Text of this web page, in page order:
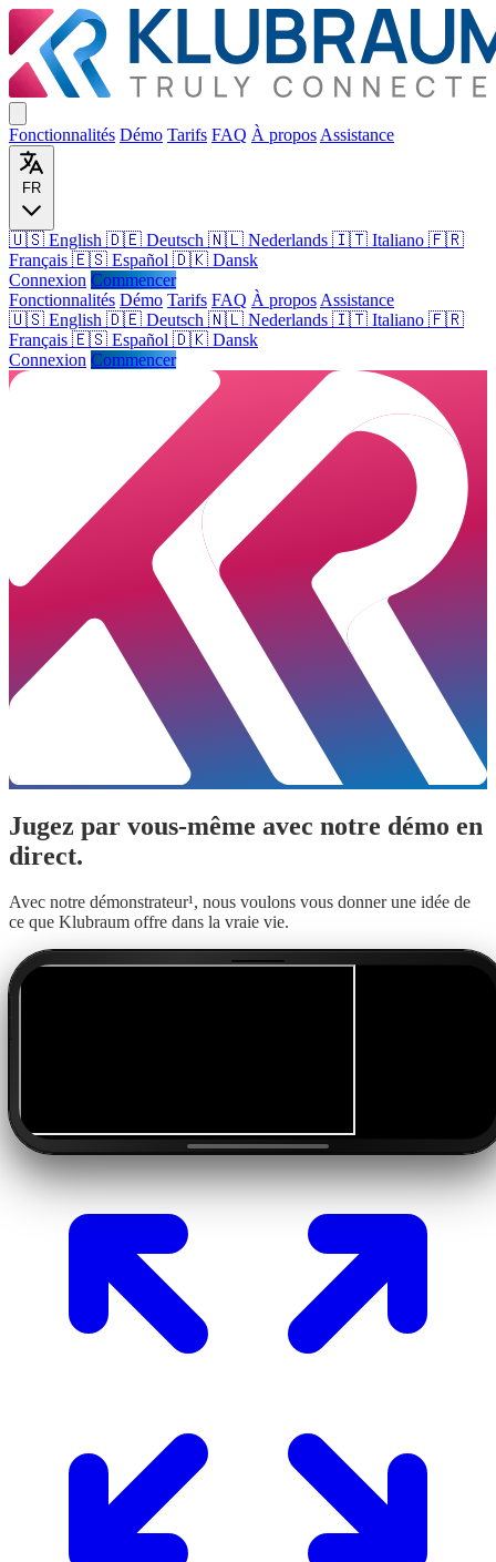
Fonctionnalités Démo Tarifs FAQ À propos Assistance
FR
🇺🇸 English 🇩🇪 Deutsch 🇳🇱 Nederlands 🇮🇹 Italiano 🇫🇷
Français 🇪🇸 Español 🇩🇰 Dansk
Connexion Commencer
Fonctionnalités Démo Tarifs FAQ À propos Assistance
🇺🇸 English 🇩🇪 Deutsch 🇳🇱 Nederlands 🇮🇹 Italiano 🇫🇷
Français 🇪🇸 Español 🇩🇰 Dansk
Connexion Commencer
Jugez par vous-même avec notre démo en
direct.
Avec notre démonstrateur¹, nous voulons vous donner une idée de
ce que Klubraum offre dans la vraie vie.